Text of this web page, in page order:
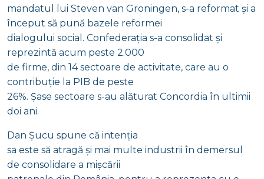
mandatul lui Steven van Groningen, s-a reformat și a
început să pună bazele reformei
dialogului social. Confederația s-a consolidat și
reprezintă acum peste 2.000
de firme, din 14 sectoare de activitate, care au o
contribuție la PIB de peste
26%. Șase sectoare s-au alăturat Concordia în ultimii
doi ani.
Dan Șucu spune că intenția
sa este să atragă și mai multe industrii în demersul
de consolidare a mișcării